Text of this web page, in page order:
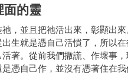
面的靈
，並且把祂活出來，彰顯出
生就是憑自己活慣了，所以
著。從前我們撒謊、作壞事
憑自己作，並沒有憑著住在我